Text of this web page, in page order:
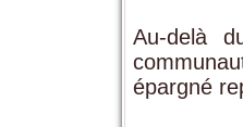
Au-delà
épargné